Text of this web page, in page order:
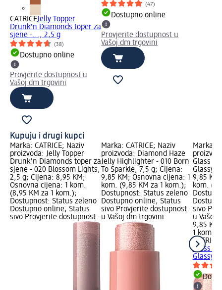
CATRICEJelly Topper
Drunk'n Diamonds toper za
sjene -..., 2,5 g
(38)
Dostupno online
Provjerite dostupnost u
Vašoj dm trgovini
(47)
Dostupno online
Provjerite dostupnost u
Vašoj dm trgovini
Kupuju i drugi kupci
Marka: CATRICE; Naziv
proizvoda: Jelly Topper
Drunk'n Diamonds toper za
sjene - 020 Blossom Lights,
2,5 g; Cijena: 8,95 KM;
Osnovna cijena: 1 kom.
(8,95 KM za 1 kom.);
Dostupnost: Status zeleno
Dostupno online, Status
sivo Provjerite dostupnost
Marka: CATRICE; Naziv
proizvoda: Diamond Haze
Jelly Highlighter - 010 Born
To Sparkle, 7,5 g; Cijena:
9,85 KM; Osnovna cijena: 1
kom. (9,85 KM za 1 kom.);
Dostupnost: Status zeleno
Dostupno online, Status
sivo Provjerite dostupnost
u Vašoj dm trgovini
Marka:
Glass
Glassy,
9,85
kom.
sivo
u Vašoj
9,85 KM
1 kom.
CATRICE
Glass
Glassy,